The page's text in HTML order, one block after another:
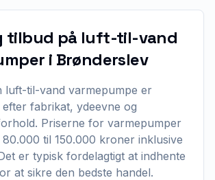
tilbud på luft-til-vand
i Brønderslev
luft-til-vand varmepumpe er
fabrikat, ydeevne og
Priserne for varmepumper
til 150.000 kroner inklusive
er typisk fordelagtigt at indhente
at sikre den bedste handel.